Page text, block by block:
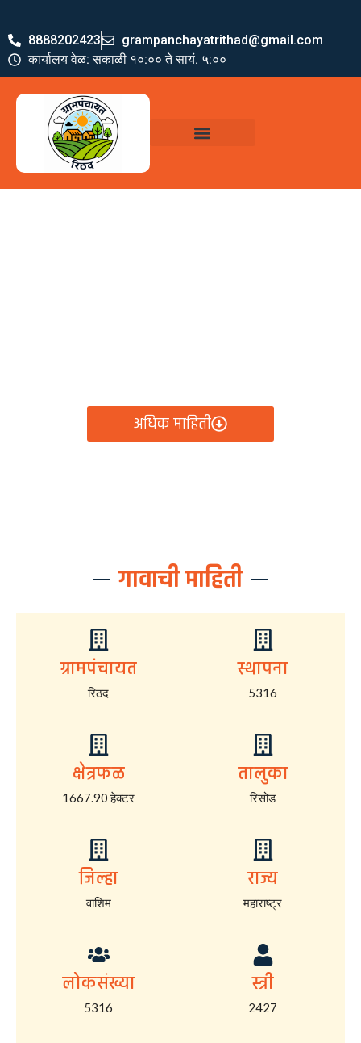
8888202423
grampanchayatrithad@gmail.com
कार्यालय वेळ: सकाळी १०:०० ते सायं. ५:००
अधिक माहिती
गावाची माहिती
ग्रामपंचायत
रिठद
स्थापना
5316
क्षेत्रफळ
1667.90 हेक्टर
तालुका
रिसोड
जिल्हा
वाशिम
राज्य
महाराष्ट्र
लोकसंख्या
5316
स्त्री
2427